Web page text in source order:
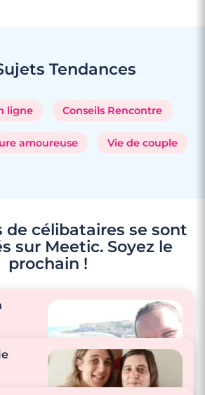
Tendances
ligne Conseils Rencontre
amoureuse Vie de couple
de célibataires se sont
sur Meetic. Soyez le
prochain !